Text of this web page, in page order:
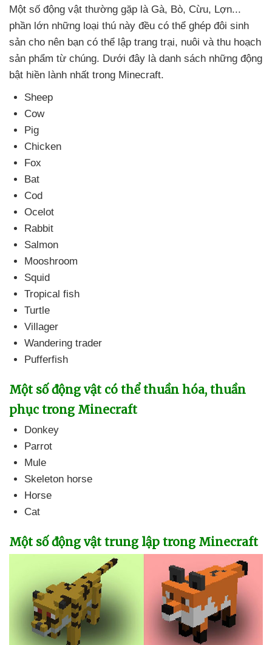
Một số động vật thường gặp là Gà, Bò, Cừu, Lợn...
phần lớn những loại thú này đều có thể ghép đôi sinh
sản cho nên bạn có thể lập trang trại, nuôi và thu hoạch
sản phẩm từ chúng. Dưới đây là danh sách những động
bật hiền lành nhất trong Minecraft.
Sheep
Cow
Pig
Chicken
Fox
Bat
Cod
Ocelot
Rabbit
Salmon
Mooshroom
Squid
Tropical fish
Turtle
Villager
Wandering trader
Pufferfish
Một số động vật có thể thuần hóa, thuần
phục trong Minecraft
Donkey
Parrot
Mule
Skeleton horse
Horse
Cat
Một số động vật trung lập trong Minecraft